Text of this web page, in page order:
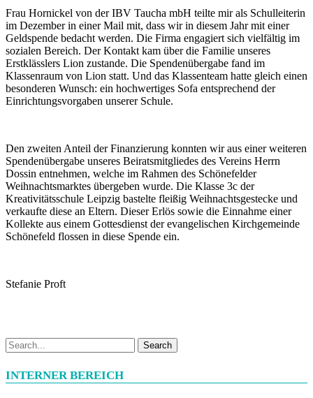
Frau Hornickel von der IBV Taucha mbH teilte mir als Schulleiterin
im Dezember in einer Mail mit, dass wir in diesem Jahr mit einer
Geldspende bedacht werden. Die Firma engagiert sich vielfältig im
sozialen Bereich. Der Kontakt kam über die Familie unseres
Erstklässlers Lion zustande. Die Spendenübergabe fand im
Klassenraum von Lion statt. Und das Klassenteam hatte gleich einen
besonderen Wunsch: ein hochwertiges Sofa entsprechend der
Einrichtungsvorgaben unserer Schule.
Den zweiten Anteil der Finanzierung konnten wir aus einer weiteren
Spendenübergabe unseres Beiratsmitgliedes des Vereins Herrn
Dossin entnehmen, welche im Rahmen des Schönefelder
Weihnachtsmarktes übergeben wurde. Die Klasse 3c der
Kreativitätsschule Leipzig bastelte fleißig Weihnachtsgestecke und
verkaufte diese an Eltern. Dieser Erlös sowie die Einnahme einer
Kollekte aus einem Gottesdienst der evangelischen Kirchgemeinde
Schönefeld flossen in diese Spende ein.
Stefanie Proft
Search
INTERNER BEREICH